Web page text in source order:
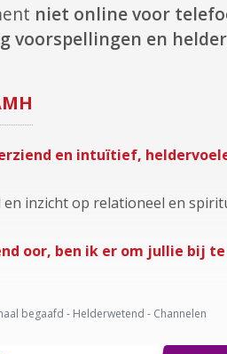
niet online voor
voorspellingen en
en intuïtief,
en inzicht op relationeel en
oor, ben ik er om jullie bij
begaafd - Helderwetend - Channelen